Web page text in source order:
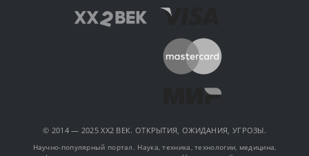
© 2014 — 2025 XX2 ВЕК. ОТКРЫТИЯ, ОЖИДАНИЯ, УГРОЗЫ.
Научно-популярный портал. Наука, техника, технологии, медицина,